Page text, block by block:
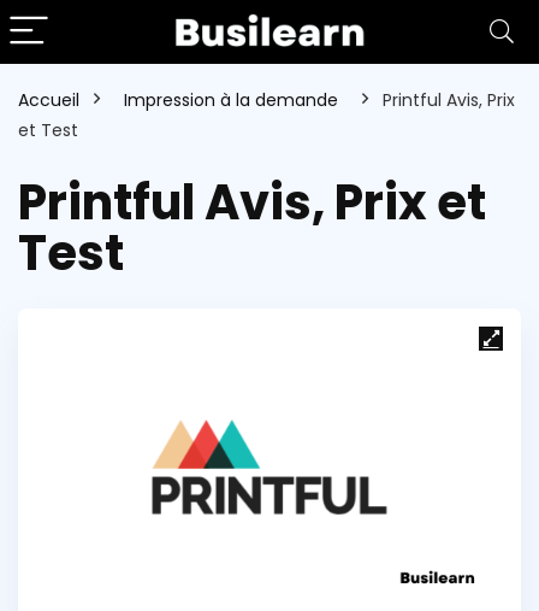
Accueil Impression à la demande
Printful Avis, Prix
et Test
Printful Avis, Prix et
Test